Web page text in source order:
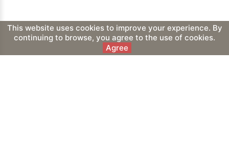
This website uses cookies to improve your experience. By
continuing to browse, you agree to the use of cookies.